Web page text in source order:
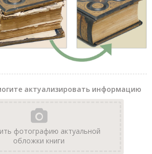
актуализировать информацию
фотографию актуальной
обложки книги